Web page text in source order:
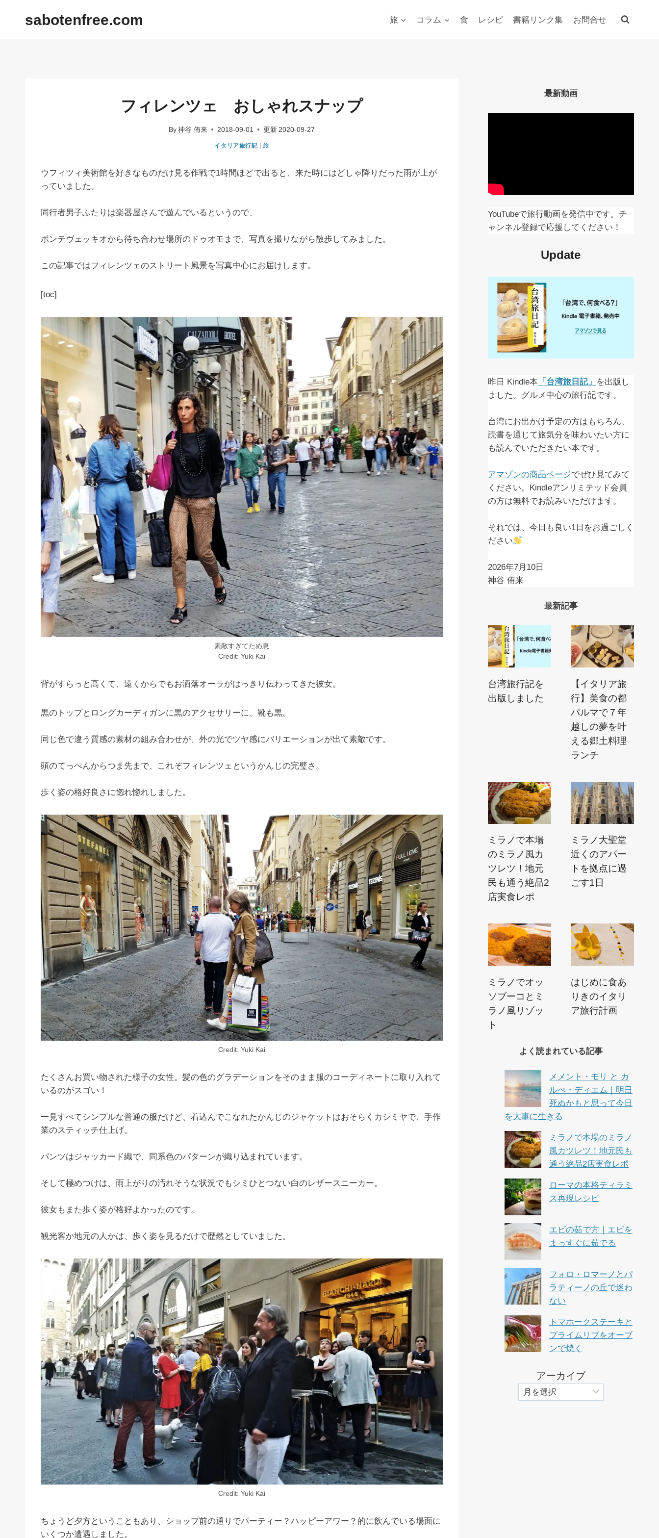
sabotenfree.com 旅 コラム 食 レシピ 書籍リンク集 お問合せ
フィレンツェ おしゃれスナップ
By 神谷 侑来 2018-09-01 更新 2020-09-27
イタリア旅行記|旅
ウフィツィ美術館を好きなものだけ見る作戦で1時間ほどで出ると、来た時にはどしゃ降りだった雨が上が
っていました。
同行者男子ふたりは楽器屋さんで遊んでいるというので、
ポンテヴェッキオから待ち合わせ場所のドゥオモまで、写真を撮りながら散歩してみました。
この記事ではフィレンツェのストリート風景を写真中心にお届けします。
[toc]
素敵すぎてため息
Credit: Yuki Kai
背がすらっと高くて、遠くからでもお洒落オーラがはっきり伝わってきた彼女。
黒のトップとロングカーディガンに黒のアクセサリーに、靴も黒。
同じ色で違う質感の素材の組み合わせが、外の光でツヤ感にバリエーションが出て素敵です。
頭のてっぺんからつま先まで、これぞフィレンツェというかんじの完璧さ。
歩く姿の格好良さに惚れ惚れしました。
Credit: Yuki Kai
たくさんお買い物された様子の女性。髪の色のグラデーションをそのまま服のコーディネートに取り入れて
いるのがスゴい！
一見すべてシンプルな普通の服だけど、着込んでこなれたかんじのジャケットはおそらくカシミヤで、手作
業のスティッチ仕上げ。
パンツはジャッカード織で、同系色のパターンが織り込まれています。
そして極めつけは、雨上がりの汚れそうな状況でもシミひとつない白のレザースニーカー。
彼女もまた歩く姿が格好よかったのです。
観光客か地元の人かは、歩く姿を見るだけで歴然としていました。
Credit: Yuki Kai
ちょうど夕方ということもあり、ショップ前の通りでパーティー？ハッピーアワー？的に飲んでいる場面に
いくつか遭遇しました。
最新動画
YouTubeで旅行動画を発信中です。チ
ャンネル登録で応援してください！
Update
昨日 Kindle本 「台湾旅日記」 を出版し
ました。グルメ中心の旅行記です。
台湾にお出かけ予定の方はもちろん、
読書を通じて旅気分を味わいたい方に
も読んでいただきたい本です。
アマゾンの商品ページでぜひ見てみて
ください。Kindleアンリミテッド会員
の方は無料でお読みいただけます。
それでは、今日も良い1日をお過ごしく
ださい
2026年7月10日
神谷 侑来
最新記事
台湾旅行記を
出版しました
【イタリア旅
行】美食の都
パルマで７年
越しの夢を叶
える郷土料理
ランチ
ミラノで本場
のミラノ風カ
ツレツ！地元
民も通う絶品2
店実食レポ
ミラノ大聖堂
近くのアパー
トを拠点に過
ごす1日
ミラノでオッ
ソブーコとミ
ラノ風リゾッ
ト
はじめに食あ
りきのイタリ
ア旅行計画
よく読まれている記事
メメント・モリ と カ
ルぺ・ディエム｜明日
死ぬかもと思って今日
を大事に生きる
ミラノで本場のミラノ
風カツレツ！地元民も
通う絶品2店実食レポ
ローマの本格ティラミ
ス再現レシピ
エビの茹で方｜エビを
まっすぐに茹でる
フォロ・ロマーノとパ
ラティーノの丘で迷わ
ない
トマホークステーキと
プライムリブをオーブ
ンで焼く
アーカイブ